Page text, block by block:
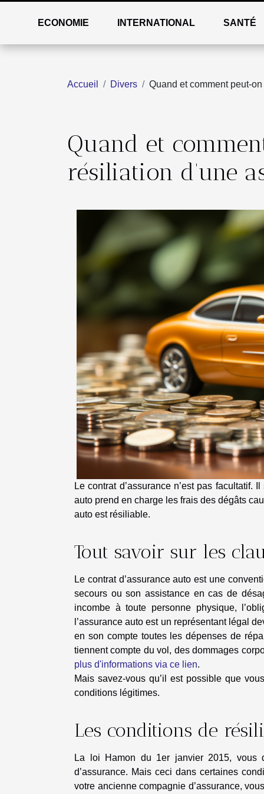
ECONOMIE INTERNATIONAL SANTÉ
Accueil Divers Quand et comment peut-
Quand et
résiliation d’une
Le contrat d’assurance n’est pas facultatif.
auto prend en charge les frais des dégâts
auto est résiliable.
Tout savoir sur les
Le contrat d’assurance auto est une
secours ou son assistance en cas de
incombe à toute personne physique,
l’assurance auto est un représentant légal
en son compte toutes les dépenses de
tiennent compte du vol, des dommages
plus d'informations via ce lien.
Mais savez-vous qu’il est possible que
conditions légitimes.
Les conditions de
La loi Hamon du 1er janvier 2015, vous
d’assurance. Mais ceci dans certaines
votre ancienne compagnie d’assurance,